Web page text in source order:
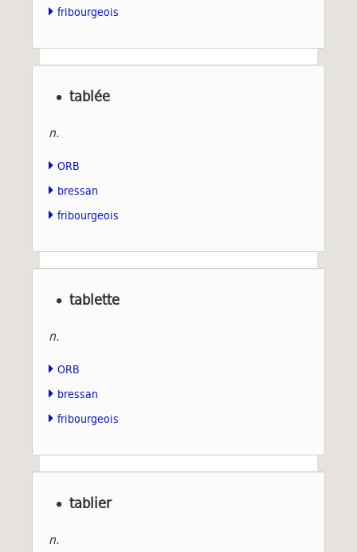
fribourgeois
tablée
n.
ORB
bressan
fribourgeois
tablette
n.
ORB
bressan
fribourgeois
tablier
n.